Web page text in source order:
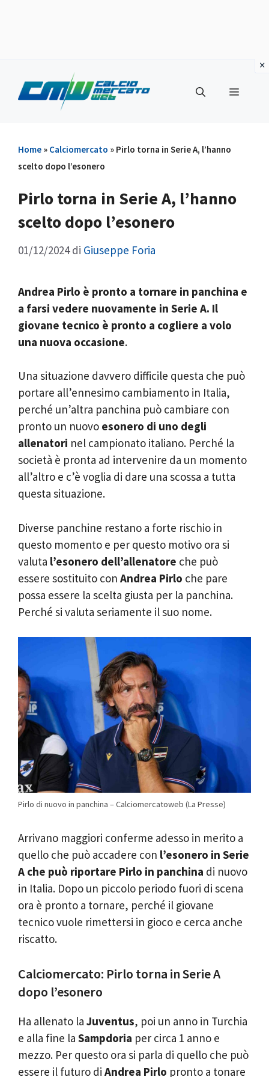
contenuto
Menu
Home » Calciomercato » Pirlo torna in Serie A, l’hanno
scelto dopo l’esonero
Pirlo torna in Serie A, l’hanno
scelto dopo l’esonero
01/12/2024 di Giuseppe Foria
Andrea Pirlo è pronto a tornare in panchina e
a farsi vedere nuovamente in Serie A. Il
giovane tecnico è pronto a cogliere a volo
una nuova occasione.
Una situazione davvero difficile questa che può
portare all’ennesimo cambiamento in Italia,
perché un’altra panchina può cambiare con
pronto un nuovo esonero di uno degli
allenatori nel campionato italiano. Perché la
società è pronta ad intervenire da un momento
all’altro e c’è voglia di dare una scossa a tutta
questa situazione.
Diverse panchine restano a forte rischio in
questo momento e per questo motivo ora si
valuta l’esonero dell’allenatore che può
essere sostituito con Andrea Pirlo che pare
possa essere la scelta giusta per la panchina.
Perché si valuta seriamente il suo nome.
Pirlo di nuovo in panchina – Calciomercatoweb (La Presse)
Arrivano maggiori conferme adesso in merito a
quello che può accadere con l’esonero in Serie
A che può riportare Pirlo in panchina di nuovo
in Italia. Dopo un piccolo periodo fuori di scena
ora è pronto a tornare, perché il giovane
tecnico vuole rimettersi in gioco e cerca anche
riscatto.
Calciomercato: Pirlo torna in Serie A
dopo l’esonero
Ha allenato la Juventus, poi un anno in Turchia
e alla fine la Sampdoria per circa 1 anno e
mezzo. Per questo ora si parla di quello che può
essere il futuro di Andrea Pirlo pronto a tonare